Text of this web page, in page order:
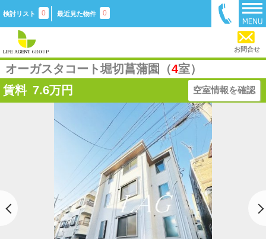
検討リスト 0 最近見た物件 0
お問合せ
オーガスタコート堀切菖蒲園（4室）
賃料 7.6万円 空室情報を確認